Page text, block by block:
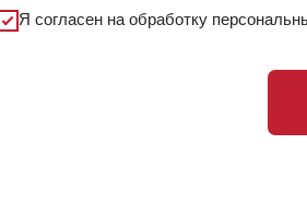
Я согласен на обработку